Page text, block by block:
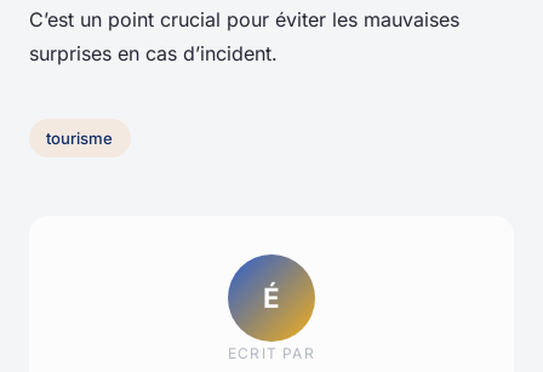
C’est un point crucial pour éviter les mauvaises
surprises en cas d’incident.
tourisme
É
ECRIT PAR